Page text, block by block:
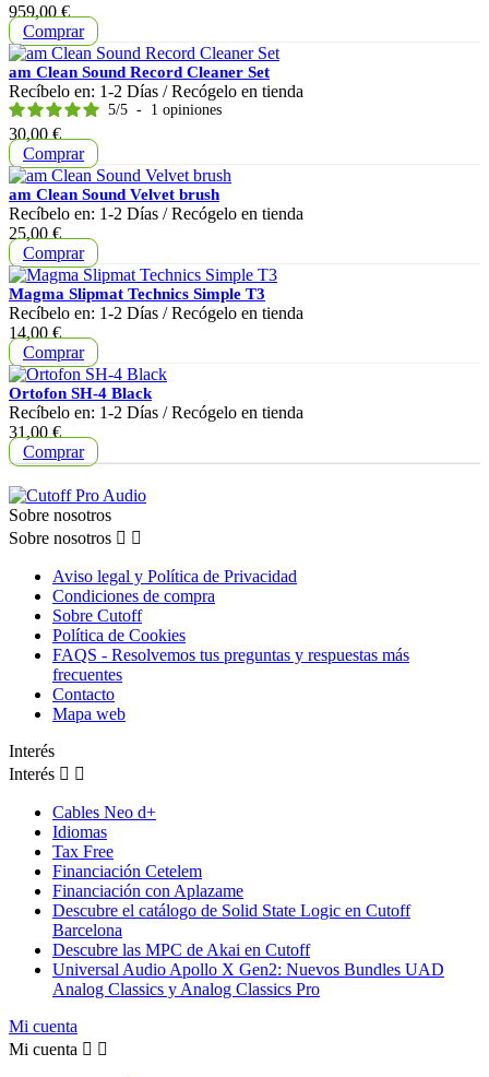
Precio
959,00 €
Comprar
am Clean Sound Record Cleaner Set
Recíbelo en: 1-2 Días / Recógelo en tienda
5/5 - 1 opiniones
Precio
30,00 €
Comprar
am Clean Sound Velvet brush
Recíbelo en: 1-2 Días / Recógelo en tienda
Precio
25,00 €
Comprar
Magma Slipmat Technics Simple T3
Recíbelo en: 1-2 Días / Recógelo en tienda
Precio
14,00 €
Comprar
Ortofon SH-4 Black
Recíbelo en: 1-2 Días / Recógelo en tienda
Precio
31,00 €
Comprar
Sobre nosotros
Sobre nosotros  
Aviso legal y Política de Privacidad
Condiciones de compra
Sobre Cutoff
Política de Cookies
FAQS - Resolvemos tus preguntas y respuestas más
frecuentes
Contacto
Mapa web
Interés
Interés  
Cables Neo d+
Idiomas
Tax Free
Financiación Cetelem
Financiación con Aplazame
Descubre el catálogo de Solid State Logic en Cutoff
Barcelona
Descubre las MPC de Akai en Cutoff
Universal Audio Apollo X Gen2: Nuevos Bundles UAD
Analog Classics y Analog Classics Pro
Mi cuenta
Mi cuenta  